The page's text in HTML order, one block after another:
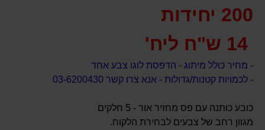
200 יחידות
- מחיר כולל מיתוג - הדפסת לוגו צבע אחד
- לכמויות קטנות/גדולות - אנא צרו קשר 03-6200430
כובע כותנה עם פס מחזיר אור - 5 חלקים
מגוון רחב של צבעים לבחירת הלקוח.